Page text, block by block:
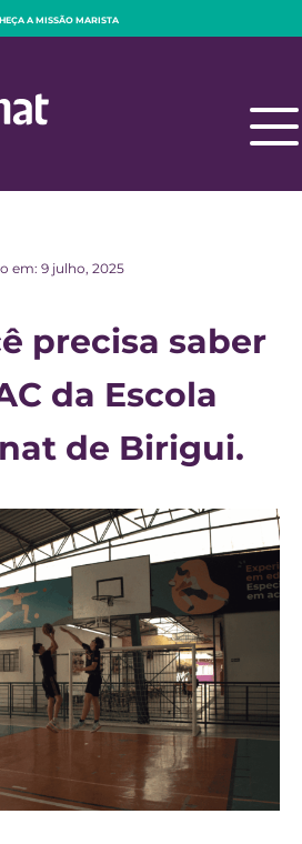
A MISSÃO MARISTA
em: 9 julho, 2025
precisa saber
da Escola
de Birigui.